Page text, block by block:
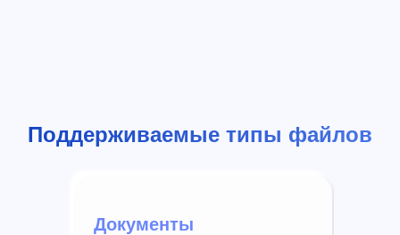
Поддерживаемые типы файлов
Документы